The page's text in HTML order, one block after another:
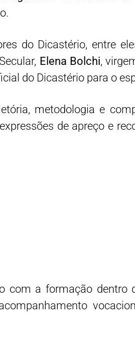
do Dicastério, entre
Elena Bolchi,
do Dicastério para o
metodologia e
de apreço e
com a formação dentro